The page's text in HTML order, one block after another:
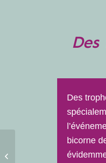
Des
bicorne
Cannes, les échecs ont